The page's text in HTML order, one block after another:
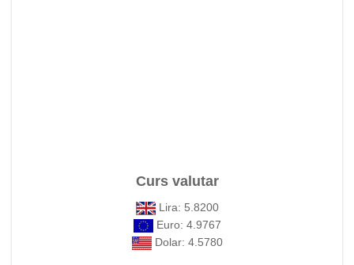
Curs valutar
Lira: 5.8200
Euro: 4.9767
Dolar: 4.5780